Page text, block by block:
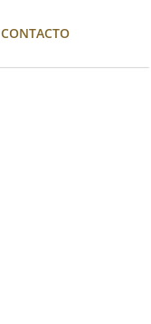
CONTACTO